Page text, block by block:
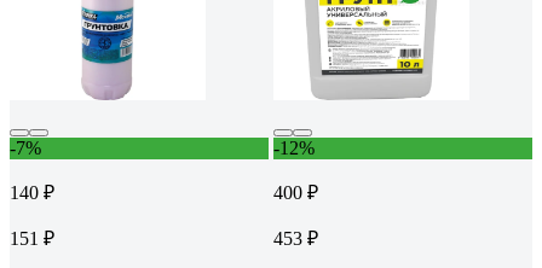
-7%
140 ₽
151 ₽
-12%
400 ₽
453 ₽